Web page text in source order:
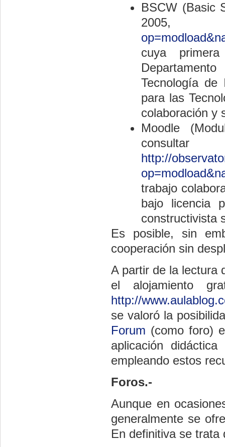
BSCW (Basic
cuya
Tecnología de
para las
colaboración y
Moodle
http://
trabajo
bajo licencia
constructivista
Es posible, sin
cooperación sin
A partir de la lectura
el alojamiento
http://
se valoró la
Forum (como foro)
aplicación
empleando estos
Foros.-
Aunque en
generalmente se
En definitiva se trata